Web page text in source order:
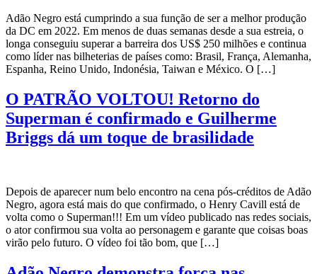
Adão Negro está cumprindo a sua função de ser a melhor produção
da DC em 2022. Em menos de duas semanas desde a sua estreia, o
longa conseguiu superar a barreira dos US$ 250 milhões e continua
como líder nas bilheterias de países como: Brasil, França, Alemanha,
Espanha, Reino Unido, Indonésia, Taiwan e México. O […]
O PATRÃO VOLTOU! Retorno do
Superman é confirmado e Guilherme
Briggs dá um toque de brasilidade
Depois de aparecer num belo encontro na cena pós-créditos de Adão
Negro, agora está mais do que confirmado, o Henry Cavill está de
volta como o Superman!!! Em um vídeo publicado nas redes sociais,
o ator confirmou sua volta ao personagem e garante que coisas boas
virão pelo futuro. O vídeo foi tão bom, que […]